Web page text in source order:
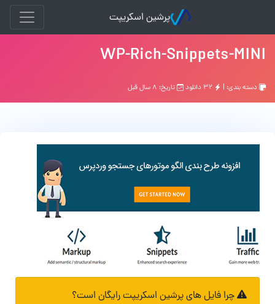
پرشین اسکریپت
WP-Rich-Snippets-MINI
دسته بندی: | تاریخ: ۸ سال قبل
چرا فایل های پرشین اسکریپت رایگان است؟